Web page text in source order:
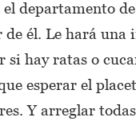
departamento
de él. Le hará una
si hay ratas o
esperar el
Y arreglar